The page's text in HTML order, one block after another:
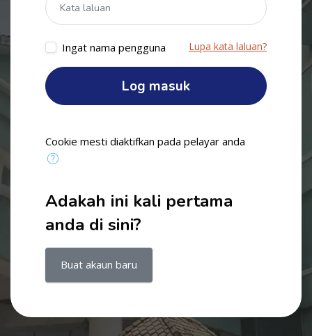
Ingat nama pengguna Lupa kata laluan?
Log masuk
Cookie mesti diaktifkan pada pelayar anda
Adakah ini kali pertama
anda di sini?
Buat akaun baru